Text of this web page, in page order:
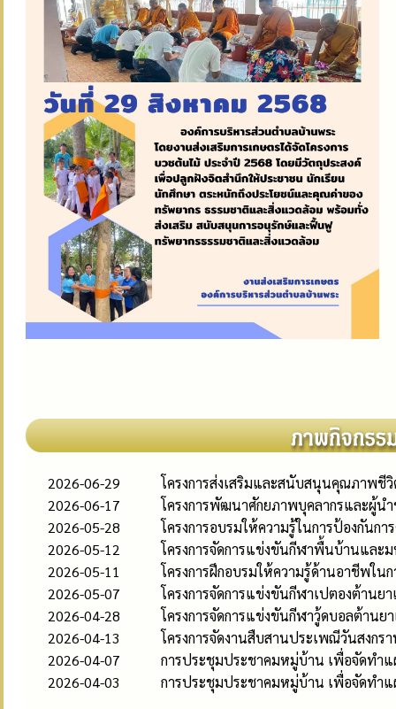
2026-06-29
โครงการส่งเสริมและสนับสนุนคุณภาพชี
2026-06-17
โครงการพัฒนาศักยภาพบุคลากรและผู้
2026-05-28
โครงการอบรมให้ความรู้ในการป้องกัน
2026-05-12
โครงการจัดการแข่งขันกีฬาพื้นบ้านและ
2026-05-11
โครงการฝึกอบรมให้ความรู้ด้านอาชีพใ
2026-05-07
โครงการจัดการแข่งขันกีฬาเปตองต้าน
2026-04-28
โครงการจัดการแข่งขันกีฬาวู้ดบอลต้าน
2026-04-13
โครงการจัดงานสืบสานประเพณีวันสงก
2026-04-07
การประชุมประชาคมหมู่บ้าน เพื่อจัดท
2026-04-03
การประชุมประชาคมหมู่บ้าน เพื่อจัดท